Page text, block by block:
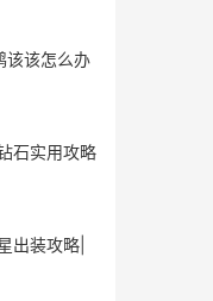
该该怎么办
石实用攻略
出装攻略|